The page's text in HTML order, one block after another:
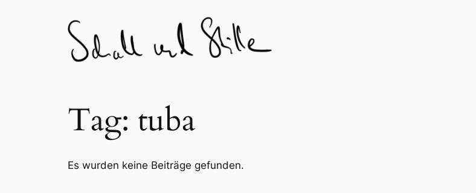
Tag: tuba
Es wurden keine Beiträge gefunden.